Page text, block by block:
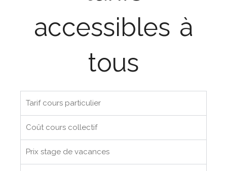
accessibles à
tous
Tarif cours particulier
Coût cours collectif
Prix stage de vacances